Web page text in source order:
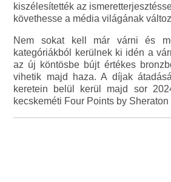
kiszélesítették az
követhesse a média világának
Nem sokat kell már várni és
kategóriákból kerülnek ki idén a
az új köntösbe bújt értékes
vihetik majd haza. A díjak
keretein belül kerül majd sor
kecskeméti Four Points by